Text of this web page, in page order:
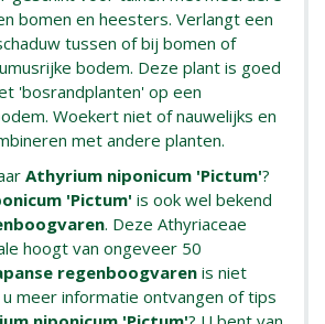
bomen en heesters. Verlangt een
tussen of bij bomen of
bodem. Deze plant is goed
'bosrandplanten' op een
Woekert niet of nauwelijks en
met andere planten.
Athyrium niponicum 'Pictum'?
'Pictum' is ook wel bekend
. Deze Athyriaceae
hoogt van ongeveer 50
regenboogvaren is niet
meer informatie ontvangen of tips